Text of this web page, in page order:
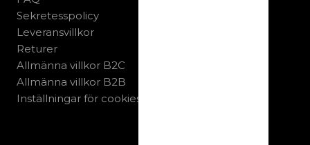
Sekretesspolicy
Leveransvillkor
Returer
Allmänna villkor B2C
Allmänna villkor B2B
Inställningar för cookies